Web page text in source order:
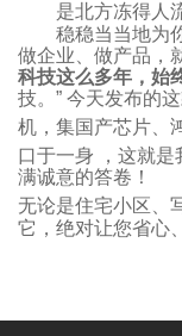
是北方冻得人
稳稳当当地为
做企业、做产品，
科技这么多年，始
技。” 今天发布的
机 ，集国产芯片
口于一身
，这就
满诚意的答卷！
无论是住宅小区、
它，绝对让您省心